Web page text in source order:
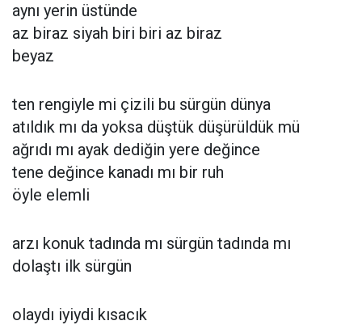
aynı yerin üstünde
az biraz siyah biri biri az biraz
beyaz
ten rengiyle mi çizili bu sürgün dünya
atıldık mı da yoksa düştük düşürüldük mü
ağrıdı mı ayak dediğin yere değince
tene değince kanadı mı bir ruh
öyle elemli
arzı konuk tadında mı sürgün tadında mı
dolaştı ilk sürgün
olaydı iyiydi kısacık